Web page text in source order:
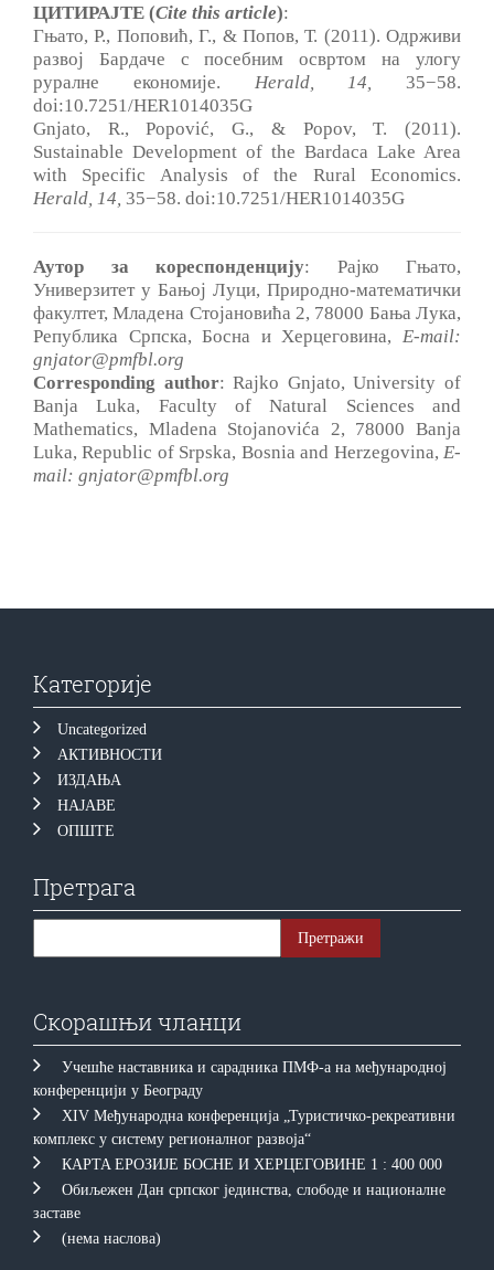
ЦИТИРАЈТЕ (Cite this article):
Гњато, Р., Поповић, Г., & Попов, Т. (2011). Одрживи
развој Бардаче с посебним освртом на улогу
руралне економије. Herald, 14, 35−58.
doi:10.7251/HER1014035G
Gnjato, R., Popović, G., & Popov, T. (2011).
Sustainable Development of the Bardaca Lake Area
with Specific Analysis of the Rural Economics.
Herald, 14, 35−58. doi:10.7251/HER1014035G
Аутор за кореспонденцију: Рајко Гњато,
Универзитет у Бањој Луци, Природно-математички
факултет, Младена Стојановића 2, 78000 Бања Лука,
Република Српска, Босна и Херцеговина, E-mail:
gnjator@pmfbl.org
Corresponding author: Rajko Gnjato, University of
Banja Luka, Faculty of Natural Sciences and
Mathematics, Mladena Stojanovića 2, 78000 Banja
Luka, Republic of Srpska, Bosnia and Herzegovina, E-
mail: gnjator@pmfbl.org
Категорије
Uncategorized
АКТИВНОСТИ
ИЗДАЊА
НАЈАВЕ
ОПШТЕ
Претрага
Скорашњи чланци
Учешће наставника и сарадника ПМФ-а на међународној
конференцији у Београду
XIV Међународна конференција „Туристичко-рекреативни
комплекс у систему регионалног развоја“
КAРTA EРOЗИJE БOСНE И ХEРЦEГOВИНE 1 : 400 000
Обиљежен Дан српског јединства, слободе и националне
заставе
(нема наслова)